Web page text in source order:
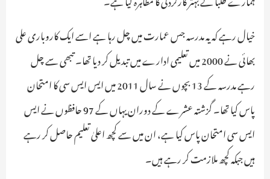
خیال رہے کہ یہ مدرسہ جس عمارت میں چل رہا ہے اسے ایک کاروباری علی
بھائی نے 2000 میں تعلیمی ادارے میں تبدیل کر دیا تھا۔ تبھی سے چل
رہے مدرسہ کے 13 بچوں نے سال 2011 میں ایس ایس سی کا امتحان
پاس کیا تھا۔ گزشتہ عشرے کے دوران یہاں کے 97 حافظوں نے ایس
ایس سی امتحان پاس کیا ہے، ان میں سے کچھ اعلیٰ تعلیم حاصل کر رہے
ہیں جبکہ کچھ ملازمت کر رہے ہیں۔